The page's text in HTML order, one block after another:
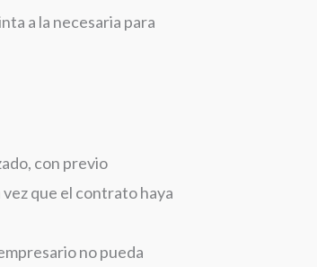
a la necesaria para
con previo
que el contrato haya
no pueda